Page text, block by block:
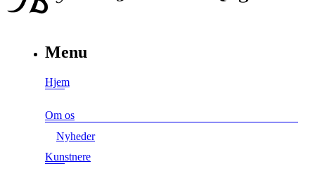
Menu
Hjem
Om os
Nyheder
Kunstnere